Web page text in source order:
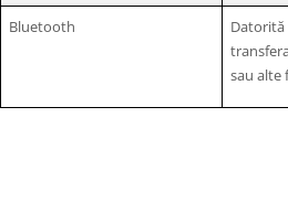
Bluetooth
Datorită
sau alte